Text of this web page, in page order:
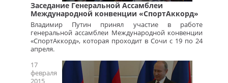
Заседание Генеральной Ассамблеи
Международной конвенции «СпортАккорд»
Владимир Путин принял участие в работе
генеральной ассамблеи Международной конвенции
«СпортАккорд», которая проходит в Сочи с 19 по 24
апреля.
17
февраля
2015